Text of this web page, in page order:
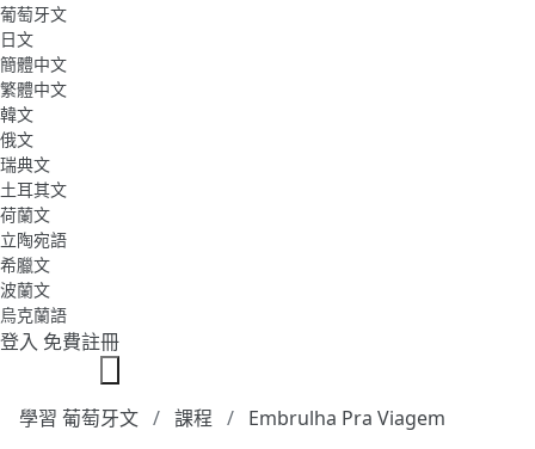
葡萄牙文
日文
簡體中文
繁體中文
韓文
俄文
瑞典文
土耳其文
荷蘭文
立陶宛語
希臘文
波蘭文
烏克蘭語
登入 免費註冊
學習 葡萄牙文 課程 Embrulha Pra Viagem